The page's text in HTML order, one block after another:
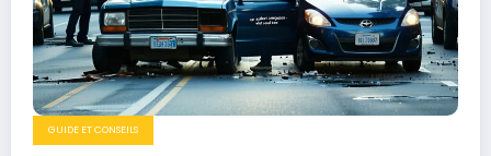
GUIDE ET CONSEILS